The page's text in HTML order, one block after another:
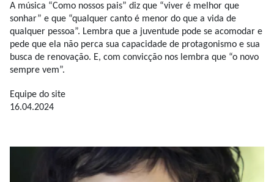
A música “Como nossos pais” diz que “viver é melhor que
sonhar” e que “qualquer canto é menor do que a vida de
qualquer pessoa”. Lembra que a juventude pode se acomodar e
pede que ela não perca sua capacidade de protagonismo e sua
busca de renovação. E, com convicção nos lembra que “o novo
sempre vem”.
Equipe do site
16.04.2024